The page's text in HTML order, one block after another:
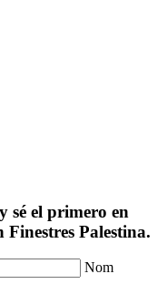
sé el primero en
Finestres Palestina.
Nom